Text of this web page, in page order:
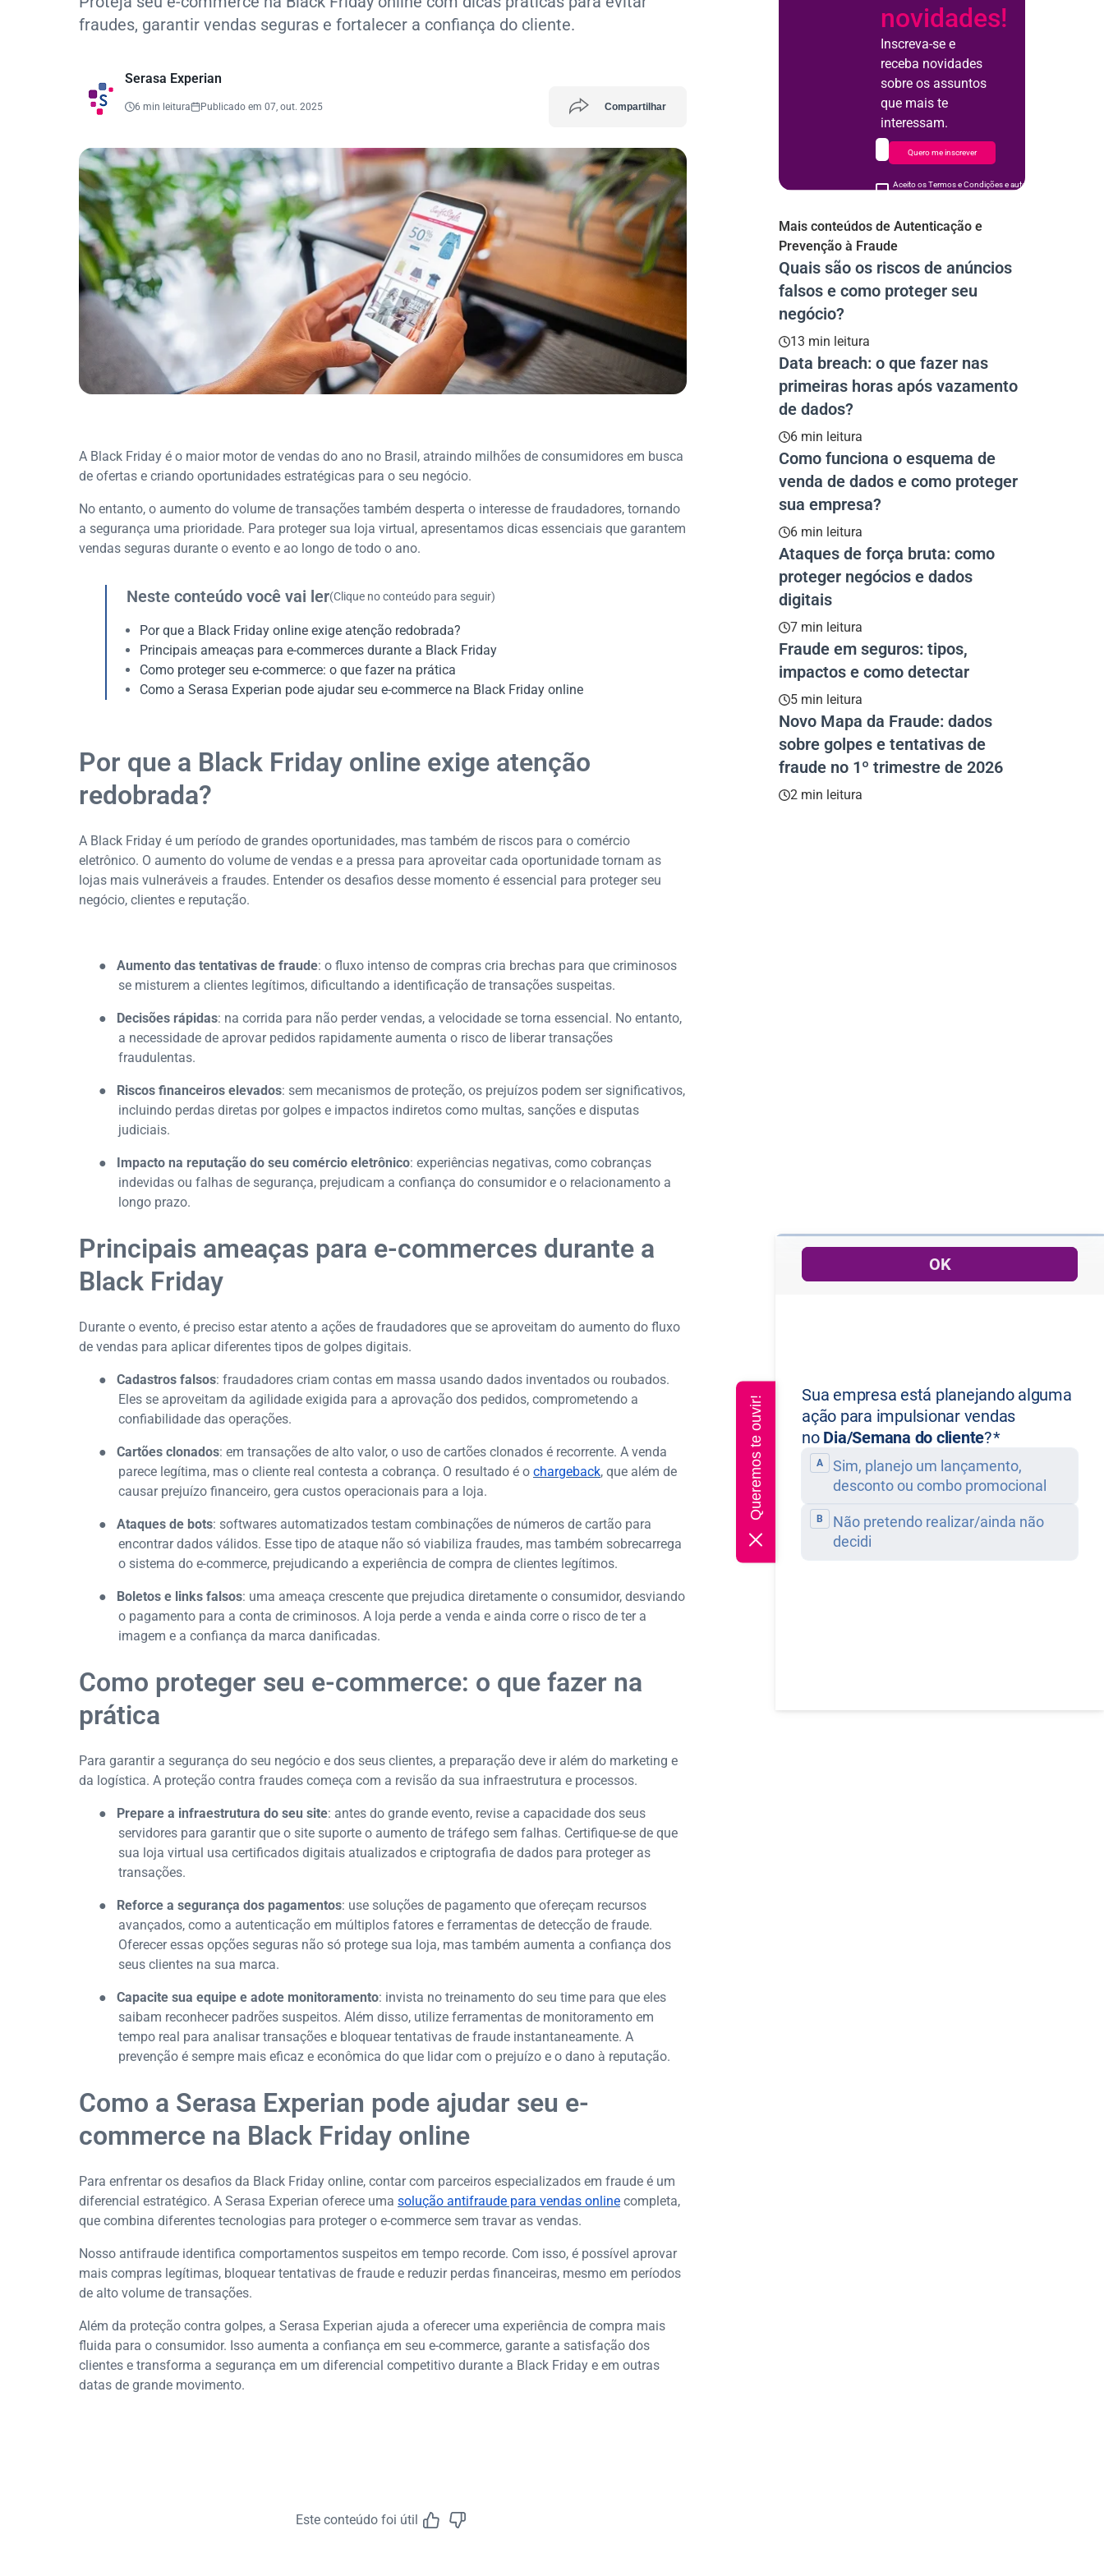
fraudes, garantir vendas seguras e fortalecer a confiança do cliente.
Serasa Experian
6 min leitura Publicado em 07, out. 2025 Compartilhar
A Black Friday é o maior motor de vendas do ano no Brasil, atraindo milhões de consumidores em busca
de ofertas e criando oportunidades estratégicas para o seu negócio.
No entanto, o aumento do volume de transações também desperta o interesse de fraudadores, tornando
a segurança uma prioridade. Para proteger sua loja virtual, apresentamos dicas essenciais que garantem
vendas seguras durante o evento e ao longo de todo o ano.
Neste conteúdo você vai ler(Clique no conteúdo para seguir)
Por que a Black Friday online exige atenção redobrada?
Principais ameaças para e-commerces durante a Black Friday
Como proteger seu e-commerce: o que fazer na prática
Como a Serasa Experian pode ajudar seu e-commerce na Black Friday online
Por que a Black Friday online exige atenção
redobrada?
A Black Friday é um período de grandes oportunidades, mas também de riscos para o comércio
eletrônico. O aumento do volume de vendas e a pressa para aproveitar cada oportunidade tornam as
lojas mais vulneráveis a fraudes. Entender os desafios desse momento é essencial para proteger seu
negócio, clientes e reputação.
● Aumento das tentativas de fraude: o fluxo intenso de compras cria brechas para que criminosos
se misturem a clientes legítimos, dificultando a identificação de transações suspeitas.
● Decisões rápidas: na corrida para não perder vendas, a velocidade se torna essencial. No entanto,
a necessidade de aprovar pedidos rapidamente aumenta o risco de liberar transações
fraudulentas.
● Riscos financeiros elevados: sem mecanismos de proteção, os prejuízos podem ser significativos,
incluindo perdas diretas por golpes e impactos indiretos como multas, sanções e disputas
judiciais.
● Impacto na reputação do seu comércio eletrônico: experiências negativas, como cobranças
indevidas ou falhas de segurança, prejudicam a confiança do consumidor e o relacionamento a
longo prazo.
Principais ameaças para e-commerces durante a
Black Friday
Durante o evento, é preciso estar atento a ações de fraudadores que se aproveitam do aumento do fluxo
de vendas para aplicar diferentes tipos de golpes digitais.
● Cadastros falsos: fraudadores criam contas em massa usando dados inventados ou roubados.
Eles se aproveitam da agilidade exigida para a aprovação dos pedidos, comprometendo a
confiabilidade das operações.
● Cartões clonados: em transações de alto valor, o uso de cartões clonados é recorrente. A venda
parece legítima, mas o cliente real contesta a cobrança. O resultado é o chargeback, que além de
causar prejuízo financeiro, gera custos operacionais para a loja.
● Ataques de bots: softwares automatizados testam combinações de números de cartão para
encontrar dados válidos. Esse tipo de ataque não só viabiliza fraudes, mas também sobrecarrega
o sistema do e-commerce, prejudicando a experiência de compra de clientes legítimos.
● Boletos e links falsos: uma ameaça crescente que prejudica diretamente o consumidor, desviando
o pagamento para a conta de criminosos. A loja perde a venda e ainda corre o risco de ter a
imagem e a confiança da marca danificadas.
Como proteger seu e-commerce: o que fazer na
prática
Para garantir a segurança do seu negócio e dos seus clientes, a preparação deve ir além do marketing e
da logística. A proteção contra fraudes começa com a revisão da sua infraestrutura e processos.
● Prepare a infraestrutura do seu site: antes do grande evento, revise a capacidade dos seus
servidores para garantir que o site suporte o aumento de tráfego sem falhas. Certifique-se de que
sua loja virtual usa certificados digitais atualizados e criptografia de dados para proteger as
transações.
● Reforce a segurança dos pagamentos: use soluções de pagamento que ofereçam recursos
avançados, como a autenticação em múltiplos fatores e ferramentas de detecção de fraude.
Oferecer essas opções seguras não só protege sua loja, mas também aumenta a confiança dos
seus clientes na sua marca.
● Capacite sua equipe e adote monitoramento: invista no treinamento do seu time para que eles
saibam reconhecer padrões suspeitos. Além disso, utilize ferramentas de monitoramento em
tempo real para analisar transações e bloquear tentativas de fraude instantaneamente. A
prevenção é sempre mais eficaz e econômica do que lidar com o prejuízo e o dano à reputação.
Como a Serasa Experian pode ajudar seu e-
commerce na Black Friday online
Para enfrentar os desafios da Black Friday online, contar com parceiros especializados em fraude é um
diferencial estratégico. A Serasa Experian oferece uma solução antifraude para vendas online completa,
que combina diferentes tecnologias para proteger o e-commerce sem travar as vendas.
Nosso antifraude identifica comportamentos suspeitos em tempo recorde. Com isso, é possível aprovar
mais compras legítimas, bloquear tentativas de fraude e reduzir perdas financeiras, mesmo em períodos
de alto volume de transações.
Além da proteção contra golpes, a Serasa Experian ajuda a oferecer uma experiência de compra mais
fluida para o consumidor. Isso aumenta a confiança em seu e-commerce, garante a satisfação dos
clientes e transforma a segurança em um diferencial competitivo durante a Black Friday e em outras
datas de grande movimento.
Feedback do Artigo
Este conteúdo foi útil
novidades!
Inscreva-se e
receba novidades
sobre os assuntos
que mais te
interessam.
Aceito os Termos e Condições e autorizo o uso de meus
Quero me inscrever
Mais conteúdos de Autenticação e
Prevenção à Fraude
Quais são os riscos de anúncios
falsos e como proteger seu
negócio?
13 min leitura
Data breach: o que fazer nas
primeiras horas após vazamento
de dados?
6 min leitura
Como funciona o esquema de
venda de dados e como proteger
sua empresa?
6 min leitura
Ataques de força bruta: como
proteger negócios e dados
digitais
7 min leitura
Fraude em seguros: tipos,
impactos e como detectar
5 min leitura
Novo Mapa da Fraude: dados
sobre golpes e tentativas de
fraude no 1º trimestre de 2026
2 min leitura
Queremos te ouvir!